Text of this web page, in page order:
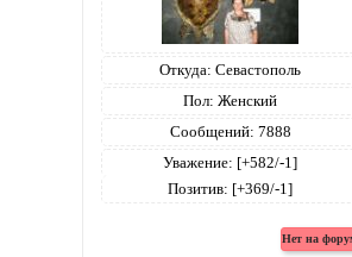
Откуда: Севастополь
Пол: Женский
Сообщений: 7888
Уважение: [+582/-1]
Позитив: [+369/-1]